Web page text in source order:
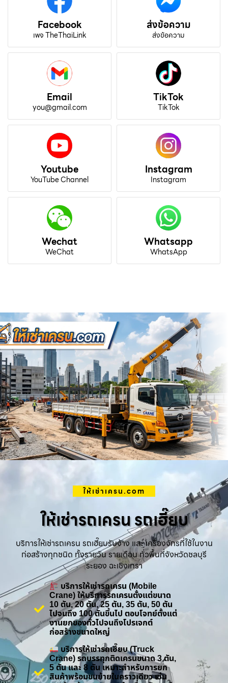
Facebook
เพจ TheThaiLink
ส่งข้อความ
ส่งข้อความ
Email
you@gmail.com
TikTok
TikTok
Youtube
YouTube Channel
Instagram
Instagram
Wechat
WeChat
Whatsapp
WhatsApp
ให้เช่าเครน.com
ให้เช่ารถเครน รถเฮี๊ยบ
บริการให้เช่ารถเครน รถเฮี๊ยบรับจ้าง และ เครื่องจักรที่ใช้ในงาน
ก่อสร้างทุกชนิด ทั้งรายวัน รายเดือน ทั่วพื้นที่จังหวัดชลบุรี
ระยอง ฉะเชิงเทรา
บริการให้เช่ารถเครน (Mobile
Crane) ให้บริการรถเครนตั้งแต่ขนาด
10 ตัน, 20 ตัน, 25 ตัน, 35 ตัน, 50 ตัน
ไปจนถึง 100 ตันขึ้นไป ตอบโจทย์ตั้งแต่
งานยกของทั่วไปจนถึงโปรเจกต์
ก่อสร้างขนาดใหญ่
บริการให้เช่ารถเฮี๊ยบ (Truck
Crane) รถบรรทุกติดเครนขนาด 3 ตัน,
5 ตัน และ 8 ตัน เหมาะสำหรับการยก
สินค้าพร้อมขนย้ายในคราวเดียว เช่น